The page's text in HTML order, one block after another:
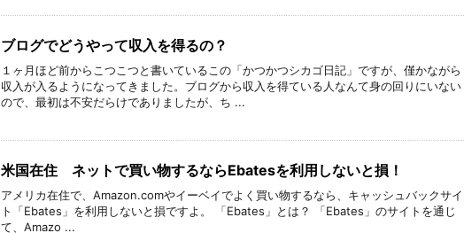
ブログでどうやって収入を得るの？
１ヶ月ほど前からこつこつと書いているこの「かつかつシカゴ日記」ですが、僅かながら
収入が入るようになってきました。ブログから収入を得ている人なんて身の回りにいない
ので、最初は不安だらけでありましたが、ち ...
米国在住 ネットで買い物するならEbatesを利用しないと損！
アメリカ在住で、Amazon.comやイーベイでよく買い物するなら、キャッシュバックサイ
ト「Ebates」を利用しないと損ですよ。 「Ebates」とは？ 「Ebates」のサイトを通じ
て、Amazo ...